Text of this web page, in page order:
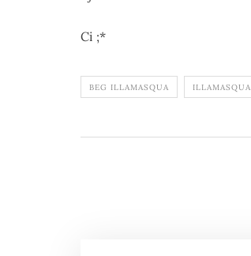
Ci ;*
BEG ILLAMASQUA ILLAMASQUA